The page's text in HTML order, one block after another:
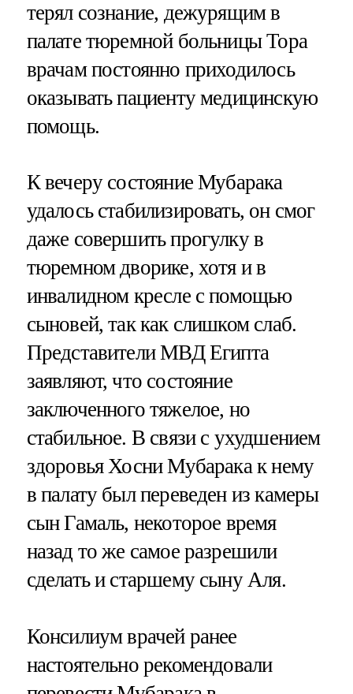
терял сознание, дежурящим в
палате тюремной больницы Тора
врачам постоянно приходилось
оказывать пациенту медицинскую
помощь.
К вечеру состояние Мубарака
удалось стабилизировать, он смог
даже совершить прогулку в
тюремном дворике, хотя и в
инвалидном кресле с помощью
сыновей, так как слишком слаб.
Представители МВД Египта
заявляют, что состояние
заключенного тяжелое, но
стабильное. В связи с ухудшением
здоровья Хосни Мубарака к нему
в палату был переведен из камеры
сын Гамаль, некоторое время
назад то же самое разрешили
сделать и старшему сыну Аля.
Консилиум врачей ранее
настоятельно рекомендовали